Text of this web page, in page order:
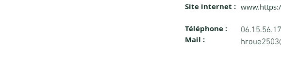
Site internet :
Téléphone :
Mail :
www.https